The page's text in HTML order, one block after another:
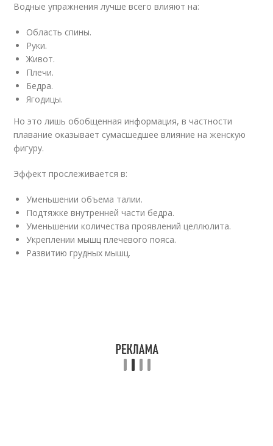
Водные упражнения лучше всего влияют на:
Область спины.
Руки.
Живот.
Плечи.
Бедра.
Ягодицы.
Но это лишь обобщенная информация, в частности
плавание оказывает сумасшедшее влияние на женскую
фигуру.
Эффект прослеживается в:
Уменьшении объема талии.
Подтяжке внутренней части бедра.
Уменьшении количества проявлений целлюлита.
Укреплении мышц плечевого пояса.
Развитию грудных мышц.